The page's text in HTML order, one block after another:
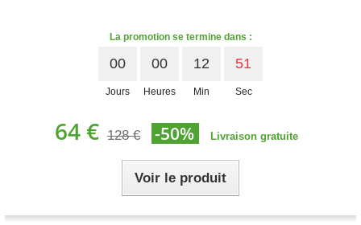
La promotion se termine dans :
00
Jours
00
Heures
12
Min
50
Sec
64 € 128 € -50% Livraison gratuite
Voir le produit